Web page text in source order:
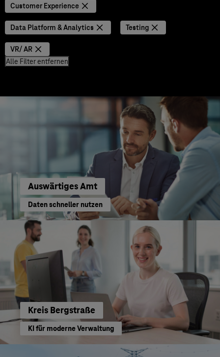
Customer Experience
Data Platform & Analytics Testing
VR/ AR
Alle Filter entfernen
Auswärtiges Amt
Daten schneller nutzen
Kreis Bergstraße
KI für moderne Verwaltung